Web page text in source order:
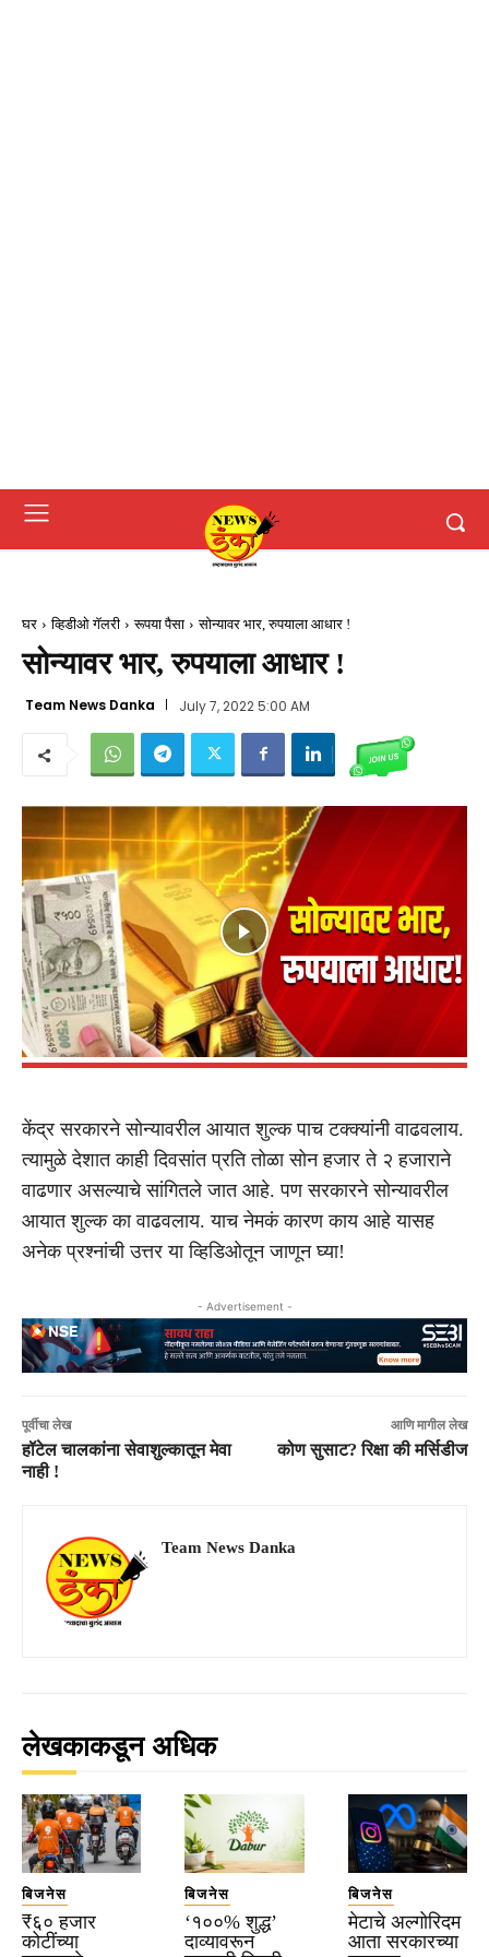
घर व्हिडीओ गॅलरी रूपया पैसा सोन्यावर भार, रुपयाला आधार !
सोन्यावर भार, रुपयाला आधार !
Team News Danka July 7, 2022 5:00 AM
केंद्र सरकारने सोन्यावरील आयात शुल्क पाच टक्क्यांनी वाढवलाय.
त्यामुळे देशात काही दिवसांत प्रति तोळा सोन हजार ते २ हजाराने
वाढणार असल्याचे सांगितले जात आहे. पण सरकारने सोन्यावरील
आयात शुल्क का वाढवलाय. याच नेमकं कारण काय आहे यासह
अनेक प्रश्नांची उत्तर या व्हिडिओतून जाणून घ्या!
- Advertisement -
पूर्वीचा लेख
हॉटेल चालकांना सेवाशुल्कातून मेवा
नाही !
आणि मागील लेख
कोण सुसाट? रिक्षा की मर्सिडीज
Team News Danka
लेखकाकडून अधिक
बिजनेस
₹६० हजार
कोटींच्या
बिजनेस
‘१००% शुद्ध’
दाव्यावरून
बिजनेस
मेटाचे अल्गोरिदम
आता सरकारच्या